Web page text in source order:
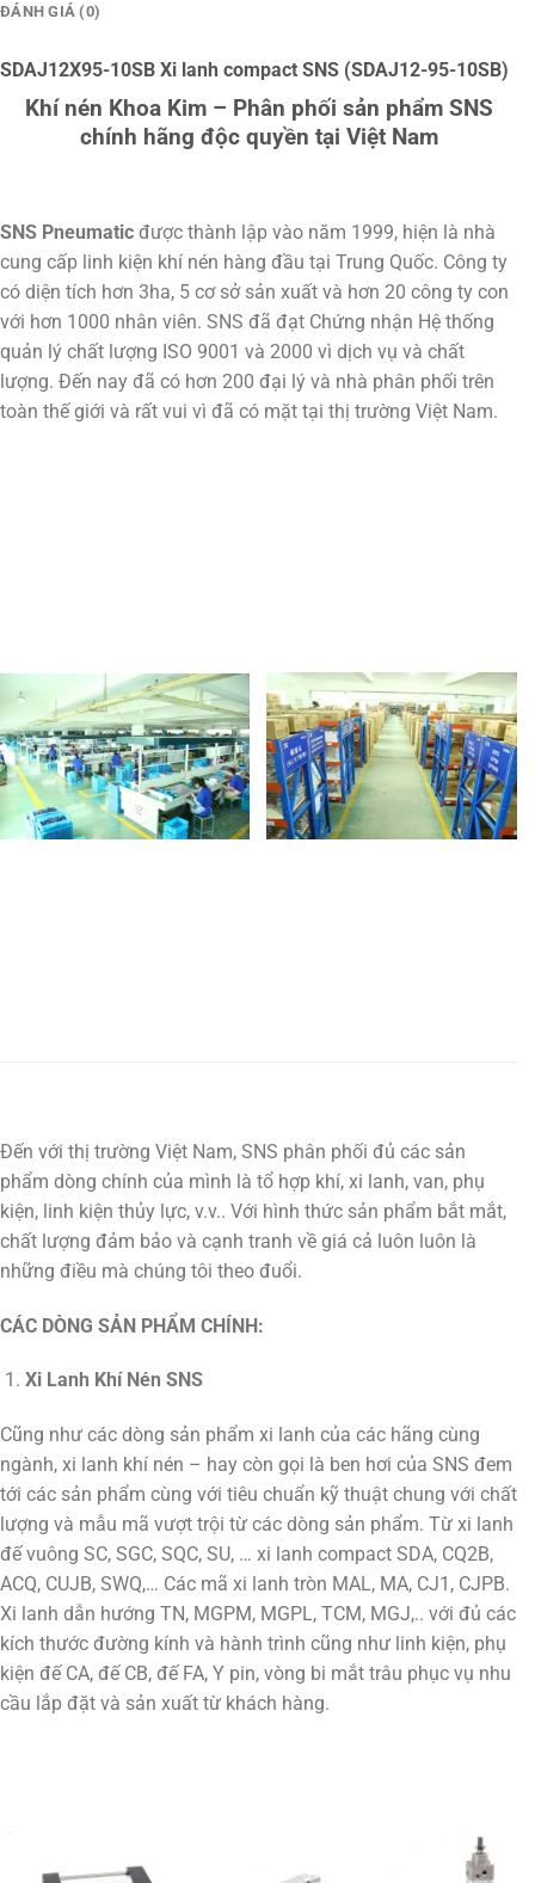
ĐÁNH GIÁ (0)
SDAJ12X95-10SB Xi lanh compact SNS (SDAJ12-95-10SB)
Khí nén Khoa Kim – Phân phối sản phẩm SNS
chính hãng độc quyền tại Việt Nam
SNS Pneumatic được thành lập vào năm 1999, hiện là nhà
cung cấp linh kiện khí nén hàng đầu tại Trung Quốc. Công ty
có diện tích hơn 3ha, 5 cơ sở sản xuất và hơn 20 công ty con
với hơn 1000 nhân viên. SNS đã đạt Chứng nhận Hệ thống
quản lý chất lượng ISO 9001 và 2000 vì dịch vụ và chất
lượng. Đến nay đã có hơn 200 đại lý và nhà phân phối trên
toàn thế giới và rất vui vì đã có mặt tại thị trường Việt Nam.
Đến với thị trường Việt Nam, SNS phân phối đủ các sản
phẩm dòng chính của mình là tổ hợp khí, xi lanh, van, phụ
kiện, linh kiện thủy lực, v.v.. Với hình thức sản phẩm bắt mắt,
chất lượng đảm bảo và cạnh tranh về giá cả luôn luôn là
những điều mà chúng tôi theo đuổi.
CÁC DÒNG SẢN PHẨM CHÍNH:
Xi Lanh Khí Nén SNS
Cũng như các dòng sản phẩm xi lanh của các hãng cùng
ngành, xi lanh khí nén – hay còn gọi là ben hơi của SNS đem
tới các sản phẩm cùng với tiêu chuẩn kỹ thuật chung với chất
lượng và mẫu mã vượt trội từ các dòng sản phẩm. Từ xi lanh
đế vuông SC, SGC, SQC, SU, … xi lanh compact SDA, CQ2B,
ACQ, CUJB, SWQ,… Các mã xi lanh tròn MAL, MA, CJ1, CJPB.
Xi lanh dẫn hướng TN, MGPM, MGPL, TCM, MGJ,.. với đủ các
kích thước đường kính và hành trình cũng như linh kiện, phụ
kiện đế CA, đế CB, đế FA, Y pin, vòng bi mắt trâu phục vụ nhu
cầu lắp đặt và sản xuất từ khách hàng.